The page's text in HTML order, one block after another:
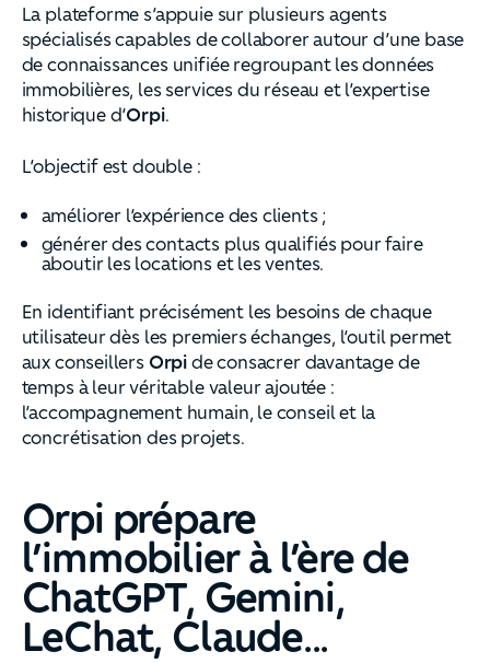
La plateforme s’appuie sur plusieurs agents
spécialisés capables de collaborer autour d’une base
de connaissances unifiée regroupant les données
immobilières, les services du réseau et l’expertise
historique d’Orpi.
L’objectif est double :
améliorer l’expérience des clients ;
générer des contacts plus qualifiés pour faire
aboutir les locations et les ventes.
En identifiant précisément les besoins de chaque
utilisateur dès les premiers échanges, l’outil permet
aux conseillers Orpide consacrer davantage de
temps à leur véritable valeur ajoutée :
l’accompagnement humain, le conseil et la
concrétisation des projets.
Orpi prépare
l’immobilier à l’ère de
ChatGPT, Gemini,
LeChat, Claude...